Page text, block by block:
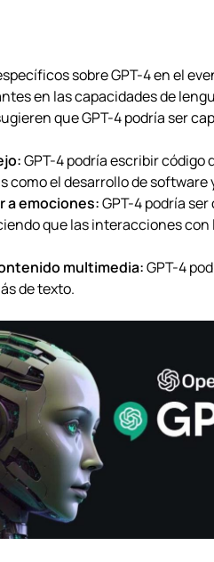
sobre GPT-4 en el
en las capacidades de
que GPT-4 podría ser
GPT-4 podría escribir código
como el desarrollo de software
a emociones:GPT-4 podría
que las interacciones con
multimedia:GPT-4
de texto.